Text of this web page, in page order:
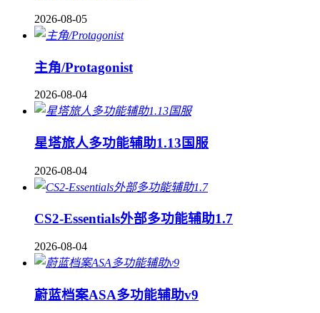
2026-08-05
主角/Protagonist
2026-08-04
星塔旅人多功能辅助1.13国服
2026-08-04
CS2-Essentials外部多功能辅助1.7
2026-08-04
蔚蓝档案ASA多功能辅助v9